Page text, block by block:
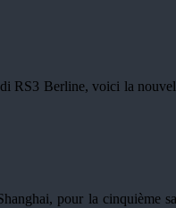
RS3 Berline, voici la
pour la cinquième